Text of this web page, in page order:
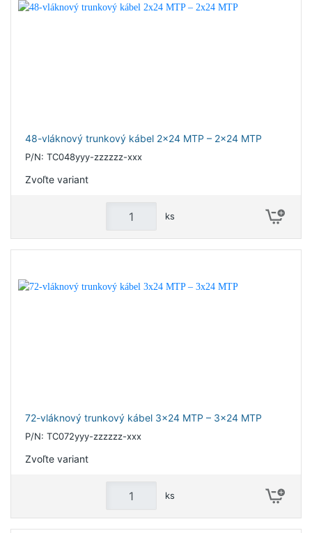
48-vláknový trunkový kábel 2x24 MTP – 2x24 MTP
P/N: TC048yyy-zzzzzz-xxx
Zvoľte variant
ks
72-vláknový trunkový kábel 3x24 MTP – 3x24 MTP
P/N: TC072yyy-zzzzzz-xxx
Zvoľte variant
ks